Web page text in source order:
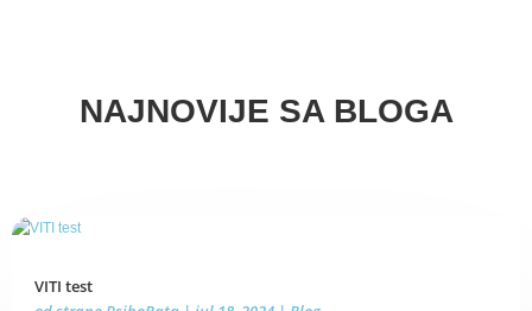
NAJNOVIJE SA BLOGA
VITI test